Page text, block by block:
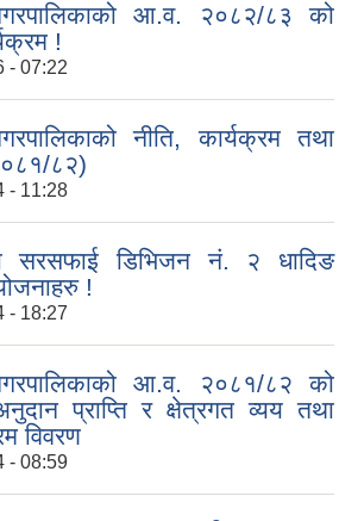
आ.व. २०८२/८३ को
!
- 07:22
नीति, कार्यक्रम तथा
८२)
- 11:28
सरसफाई डिभिजन नं. २ धादिङ
!
- 18:27
आ.व. २०८१/८२ को
प्राप्ति र क्षेत्रगत व्यय तथा
विवरण
- 08:59